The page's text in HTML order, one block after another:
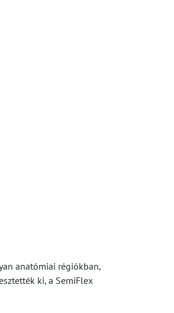
anatómiai régiókban,
ki, a SemiFlex